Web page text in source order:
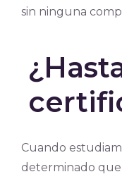
sin ninguna
Cuando
determinado que